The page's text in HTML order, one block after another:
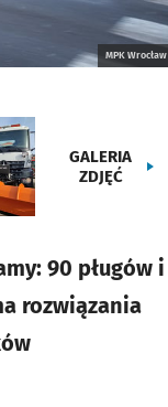
MPK Wrocław
GALERIA
ZDJĘĆ
90 pługów i
rozwiązania